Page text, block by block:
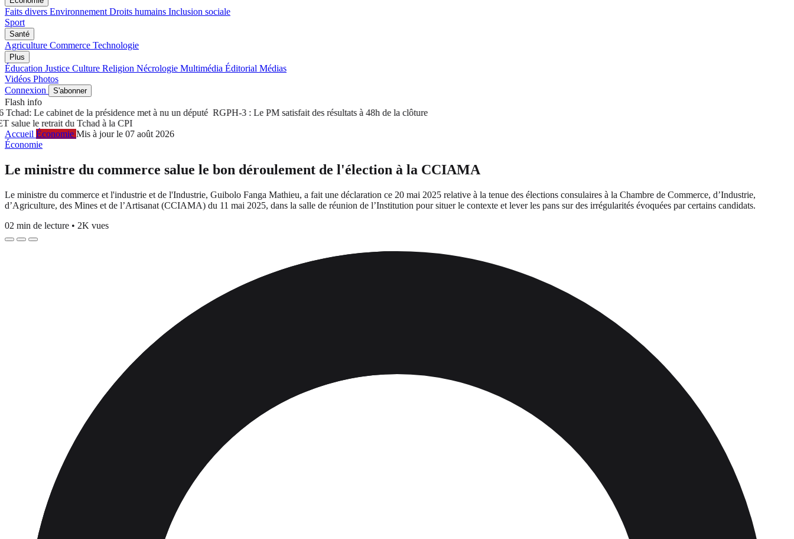
Faits divers Environnement Droits humains Inclusion sociale
Sport
Santé
Agriculture Commerce Technologie
Plus
Éducation Justice Culture Religion Nécrologie Multimédia Éditorial Médias
Vidéos Photos
Connexion
S'abonner
Flash info
Le cabinet de la présidence met à nu un députéRGPH-3 : Le PM satisfait des résultats à 48h de la clôture
le retrait du Tchad à la CPI
Accueil Économie Mis à jour le 07 août 2026
Économie
Le ministre du commerce salue le bon déroulement de l'élection à la CCIAMA
Le ministre du commerce et l'industrie et de l'Industrie, Guibolo Fanga Mathieu, a fait une déclaration ce 20 mai 2025 relative à la tenue des élections consulaires à la Chambre de Commerce, d’Industrie,
d’Agriculture, des Mines et de l’Artisanat (CCIAMA) du 11 mai 2025, dans la salle de réunion de l’Institution pour situer le contexte et lever les pans sur des irrégularités évoquées par certains candidats.
02 min de lecture • 2K vues